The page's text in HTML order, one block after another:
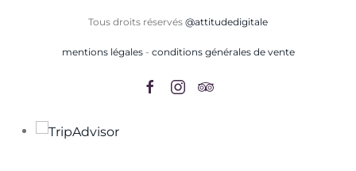
Tous droits réservés @attitudedigitale
mentions légales- conditions générales de vente